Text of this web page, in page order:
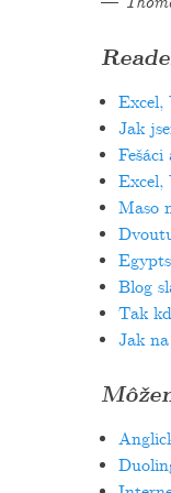
Excel,
Jak
Excel,
Maso
Blog
Tak
Jak